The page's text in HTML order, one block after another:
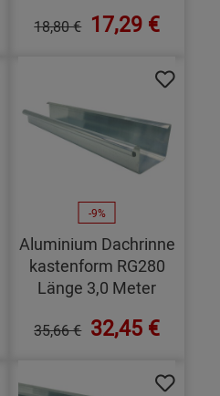
18,80 € 17,29 €
-9%
Aluminium Dachrinne
kastenform RG280
Länge 3,0 Meter
35,66 € 32,45 €